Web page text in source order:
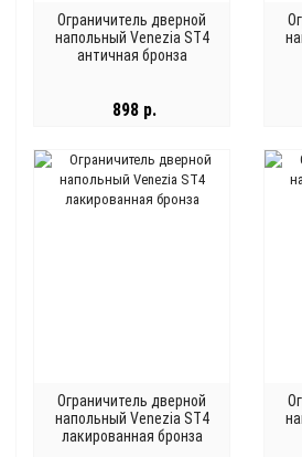
Ограничитель дверной
напольный Venezia ST4
античная бронза
898 р.
Ограничитель дверной
напольный Venezia ST4
лакированная бронза